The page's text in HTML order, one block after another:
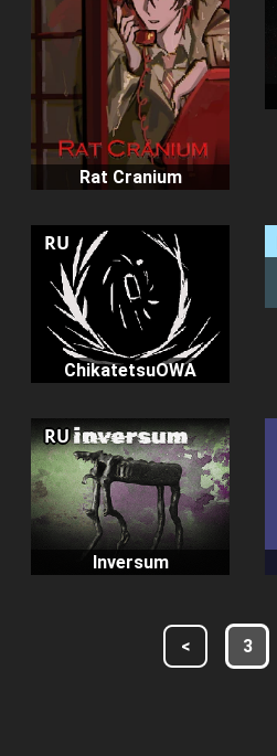
Rat Cranium
ChikatetsuOWA
RU
Inversum
RU
< 3